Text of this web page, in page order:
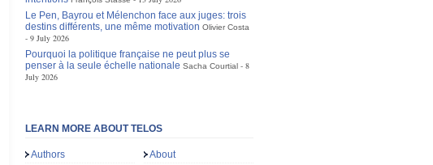
Le Pen, Bayrou et Mélenchon face aux juges: trois
destins différents, une même motivation Olivier Costa
9 July 2026
Pourquoi la politique française ne peut plus se
penser à la seule échelle nationale Sacha Courtial
8
July 2026
LEARN MORE ABOUT TELOS
Authors
About